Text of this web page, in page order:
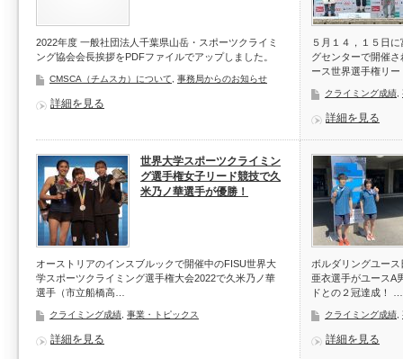
2022年度 一般社団法人千葉県山岳・スポーツクライミ
ング協会会長挨拶をPDFファイルでアップしました。
CMSCA（チムスカ）について 事務局からのお知らせ
詳細を見る
５月１４，１５日
グセンターで開催
ース世界選手権リ
クライミング成績
詳細を見る
世界大学スポーツクライミン
グ選手権女子リード競技で久
米乃ノ華選手が優勝！
オーストリアのインスブルックで開催中のFISU世界大
学スポーツクライミング選手権大会2022で久米乃ノ華
選手（市立船橋高…
クライミング成績 事業・トピックス
詳細を見る
ボルダリングユー
亜衣選手がユースA
ドとの２冠達成！ …
クライミング成績
詳細を見る